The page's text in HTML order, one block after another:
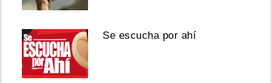
Se escucha por ahí